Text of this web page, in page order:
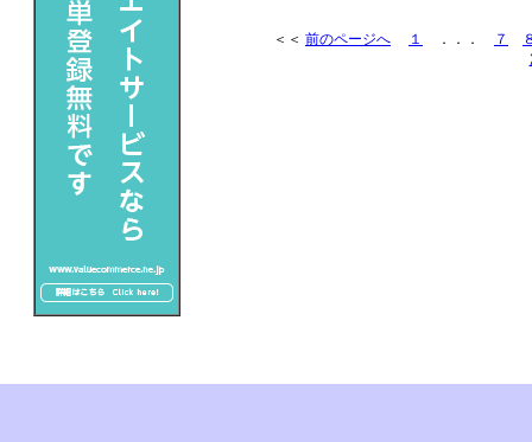
＜＜ 前のページへ １ ．．． ７